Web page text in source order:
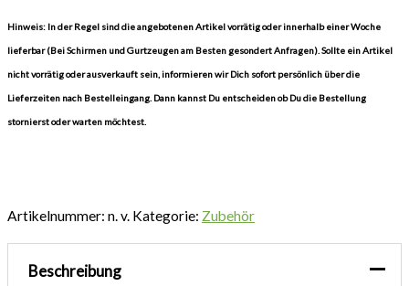
Hinweis: In der Regel sind die angebotenen Artikel vorrätig oder innerhalb einer Woche
lieferbar (Bei Schirmen und Gurtzeugen am Besten gesondert Anfragen). Sollte ein Artikel
nicht vorrätig oder ausverkauft sein, informieren wir Dich sofort persönlich über die
Lieferzeiten nach Bestelleingang. Dann kannst Du entscheiden ob Du die Bestellung
stornierst oder warten möchtest.
Artikelnummer: n. v. Kategorie: Zubehör
Beschreibung